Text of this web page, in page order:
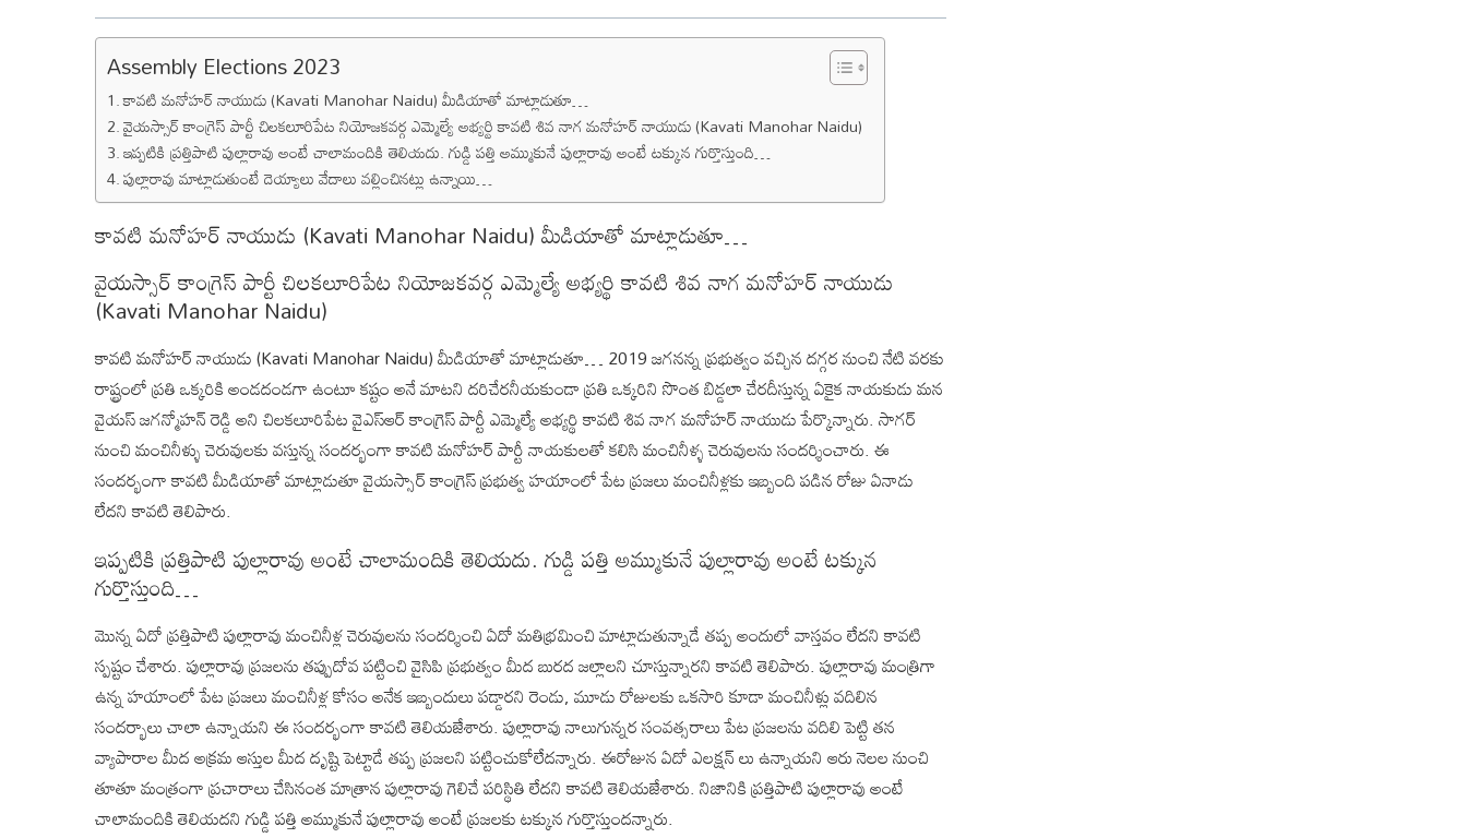
Assembly Elections 2023
కావటి మనోహర్ నాయుడు (Kavati Manohar Naidu) మీడియాతో మాట్లాడుతూ…
వైయస్సార్ కాంగ్రెస్ పార్టీ చిలకలూరిపేట నియోజకవర్గ ఎమ్మెల్యే అభ్యర్థి కావటి శివ నాగ మనోహర్ నాయుడు (Kavati Manohar Naidu)
ఇప్పటికి ప్రత్తిపాటి పుల్లారావు అంటే చాలామందికి తెలియదు. గుడ్డి పత్తి అమ్ముకునే పుల్లారావు అంటే టక్కున గుర్తొస్తుంది…
పుల్లారావు మాట్లాడుతుంటే దెయ్యాలు వేదాలు వల్లించినట్లు ఉన్నాయి…
కావటి మనోహర్ నాయుడు (Kavati Manohar Naidu) మీడియాతో మాట్లాడుతూ…
వైయస్సార్ కాంగ్రెస్ పార్టీ చిలకలూరిపేట నియోజకవర్గ ఎమ్మెల్యే అభ్యర్థి కావటి శివ నాగ మనోహర్ నాయుడు
(Kavati Manohar Naidu)
కావటి మనోహర్ నాయుడు (Kavati Manohar Naidu) మీడియాతో మాట్లాడుతూ… 2019 జగనన్న ప్రభుత్వం వచ్చిన దగ్గర నుంచి నేటి వరకు
రాష్ట్రంలో ప్రతి ఒక్కరికి అండదండగా ఉంటూ కష్టం అనే మాటని దరిచేరనీయకుండా ప్రతి ఒక్కరిని సొంత బిడ్డలా చేరదీస్తున్న ఏకైక నాయకుడు మన
వైయస్ జగన్మోహన్ రెడ్డి అని చిలకలూరిపేట వైఎస్ఆర్ కాంగ్రెస్ పార్టీ ఎమ్మెల్యే అభ్యర్థి కావటి శివ నాగ మనోహర్ నాయుడు పేర్కొన్నారు. సాగర్
నుంచి మంచినీళ్ళు చెరువులకు వస్తున్న సందర్భంగా కావటి మనోహర్ పార్టీ నాయకులతో కలిసి మంచినీళ్ళ చెరువులను సందర్శించారు. ఈ
సందర్భంగా కావటి మీడియాతో మాట్లాడుతూ వైయస్సార్ కాంగ్రెస్ ప్రభుత్వ హయాంలో పేట ప్రజలు మంచినీళ్లకు ఇబ్బంది పడిన రోజు ఏనాడు
లేదని కావటి తెలిపారు.
ఇప్పటికి ప్రత్తిపాటి పుల్లారావు అంటే చాలామందికి తెలియదు. గుడ్డి పత్తి అమ్ముకునే పుల్లారావు అంటే టక్కున
గుర్తొస్తుంది…
మొన్న ఏదో ప్రత్తిపాటి పుల్లారావు మంచినీళ్ల చెరువులను సందర్శించి ఏదో మతిభ్రమించి మాట్లాడుతున్నాడే తప్ప అందులో వాస్తవం లేదని కావటి
స్పష్టం చేశారు. పుల్లారావు ప్రజలను తప్పుదోవ పట్టించి వైసిపి ప్రభుత్వం మీద బురద జల్లాలని చూస్తున్నారని కావటి తెలిపారు. పుల్లారావు మంత్రిగా
ఉన్న హయాంలో పేట ప్రజలు మంచినీళ్ల కోసం అనేక ఇబ్బందులు పడ్డారని రెండు, మూడు రోజులకు ఒకసారి కూడా మంచినీళ్లు వదిలిన
సందర్భాలు చాలా ఉన్నాయని ఈ సందర్భంగా కావటి తెలియజేశారు. పుల్లారావు నాలుగున్నర సంవత్సరాలు పేట ప్రజలను వదిలి పెట్టి తన
వ్యాపారాల మీద అక్రమ ఆస్తుల మీద దృష్టి పెట్టాడే తప్ప ప్రజలని పట్టించుకోలేదన్నారు. ఈరోజున ఏదో ఎలక్షన్ లు ఉన్నాయని ఆరు నెలల నుంచి
తూతూ మంత్రంగా ప్రచారాలు చేసినంత మాత్రాన పుల్లారావు గెలిచే పరిస్థితి లేదని కావటి తెలియజేశారు. నిజానికి ప్రత్తిపాటి పుల్లారావు అంటే
చాలామందికి తెలియదని గుడ్డి పత్తి అమ్ముకునే పుల్లారావు అంటే ప్రజలకు టక్కున గుర్తొస్తుందన్నారు.